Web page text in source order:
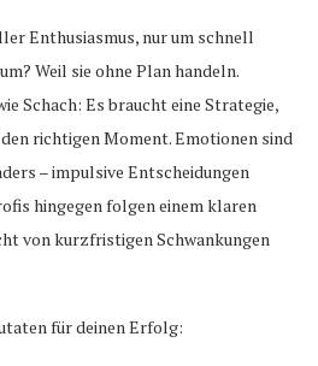
Enthusiasmus, nur um schnell
Weil sie ohne Plan handeln.
Schach: Es braucht eine Strategie,
richtigen Moment. Emotionen sind
– impulsive Entscheidungen
hingegen folgen einem klaren
von kurzfristigen Schwankungen
für deinen Erfolg: